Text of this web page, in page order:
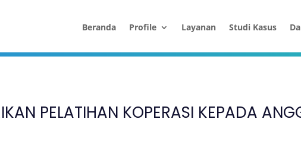
Beranda Profile Layanan Studi Kasus
PELATIHAN KOPERASI KEPADA